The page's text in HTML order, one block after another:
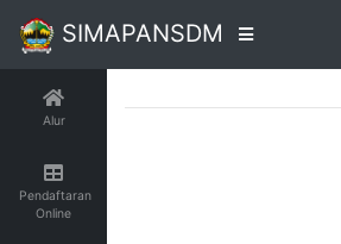
SIMAPANSDM
Alur
Pendaftaran
Online